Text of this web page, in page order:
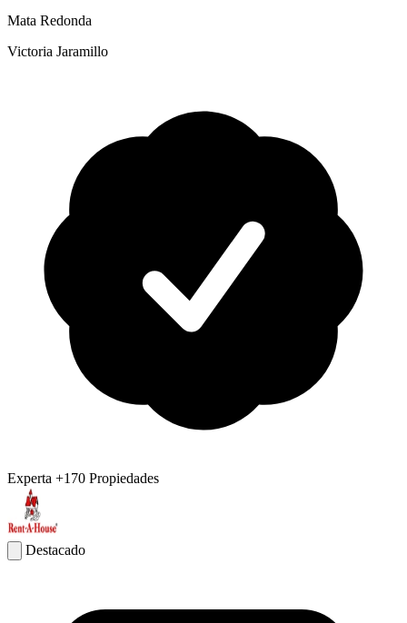
Mata Redonda
Victoria Jaramillo
Experta +170 Propiedades
Destacado